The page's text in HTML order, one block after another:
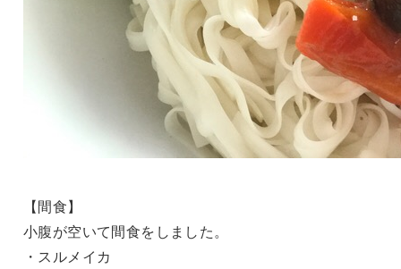
【間食】
小腹が空いて間食をしました。
・スルメイカ